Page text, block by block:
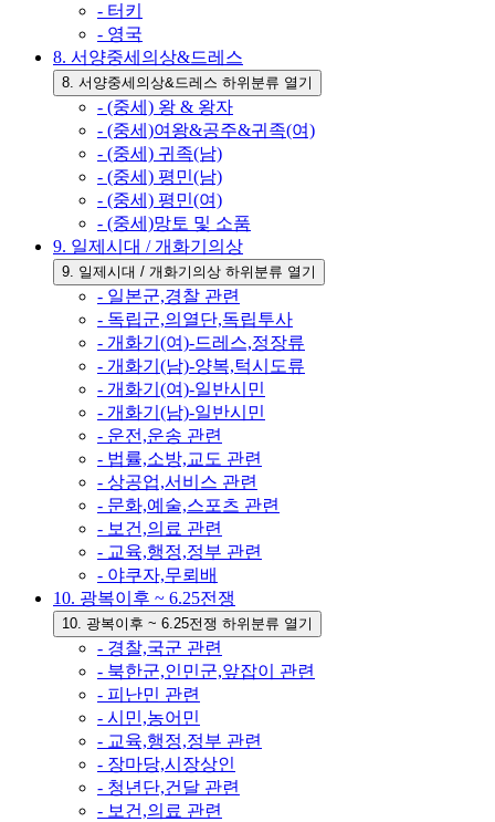
- 터키
- 영국
8. 서양중세의상&드레스
8. 서양중세의상&드레스 하위분류 열기
- (중세) 왕 & 왕자
- (중세)여왕&공주&귀족(여)
- (중세) 귀족(남)
- (중세) 평민(남)
- (중세) 평민(여)
- (중세)망토 및 소품
9. 일제시대 / 개화기의상
9. 일제시대 / 개화기의상 하위분류 열기
- 일본군,경찰 관련
- 독립군,의열단,독립투사
- 개화기(여)-드레스,정장류
- 개화기(남)-양복,턱시도류
- 개화기(여)-일반시민
- 개화기(남)-일반시민
- 운전,운송 관련
- 법률,소방,교도 관련
- 상공업,서비스 관련
- 문화,예술,스포츠 관련
- 보건,의료 관련
- 교육,행정,정부 관련
- 야쿠자,무뢰배
10. 광복이후 ~ 6.25전쟁
10. 광복이후 ~ 6.25전쟁 하위분류 열기
- 경찰,국군 관련
- 북한군,인민군,앞잡이 관련
- 피난민 관련
- 시민,농어민
- 교육,행정,정부 관련
- 장마당,시장상인
- 청년단,건달 관련
- 보건,의료 관련